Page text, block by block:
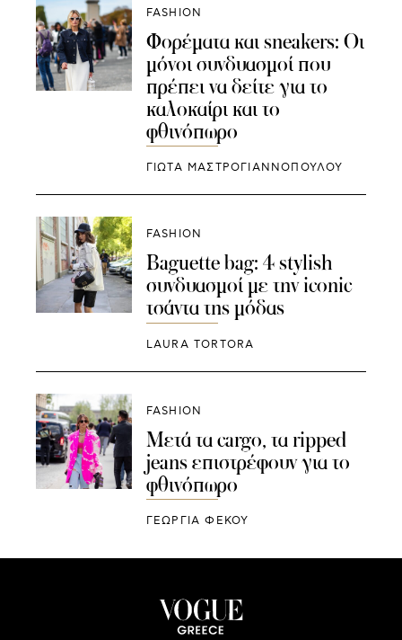
FASHION
Φορέματα και sneakers: Οι
μόνοι συνδυασμοί που
πρέπει να δείτε για το
καλοκαίρι και το
φθινόπωρο
ΓΙΩΤΑ ΜΑΣΤΡΟΓΙΑΝΝΟΠΟΥΛΟΥ
FASHION
Baguette bag: 4 stylish
συνδυασμοί με την iconic
τσάντα της μόδας
LAURA TORTORA
FASHION
Μετά τα cargo, τα ripped
jeans επιστρέφουν για το
φθινόπωρο
ΓΕΩΡΓΙΑ ΦΕΚΟΥ